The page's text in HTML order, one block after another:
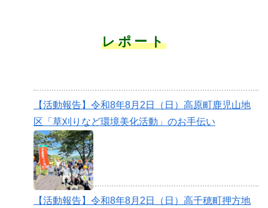
レポート
【活動報告】令和8年8月2日（日）高原町鹿児山地
区「草刈りなど環境美化活動」のお手伝い
【活動報告】令和8年8月2日（日）高千穂町押方地